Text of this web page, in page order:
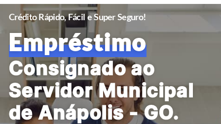
Crédito Rápido, Fácil e Super Seguro!
Empréstimo
Consignado ao
Servidor Municipal
de Anápolis - GO.